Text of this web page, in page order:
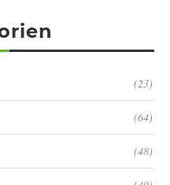
(23)
(64)
(48)